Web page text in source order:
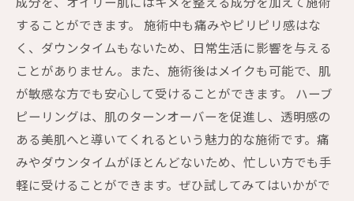
成分を、オイリー肌にはキメを整える成分を加えて施術
することができます。 施術中も痛みやピリピリ感はな
く、ダウンタイムもないため、日常生活に影響を与える
ことがありません。また、施術後はメイクも可能で、肌
が敏感な方でも安心して受けることができます。 ハーブ
ピーリングは、肌のターンオーバーを促進し、透明感の
ある美肌へと導いてくれるという魅力的な施術です。痛
みやダウンタイムがほとんどないため、忙しい方でも手
軽に受けることができます。ぜひ試してみてはいかがで